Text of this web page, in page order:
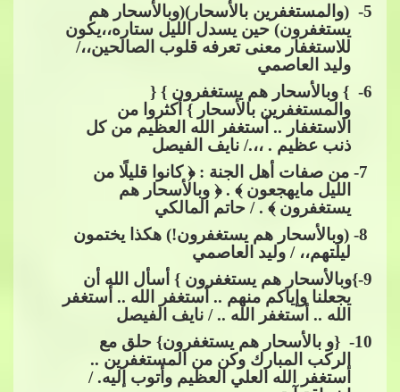
5- (والمستغفرين بالأسحار)(وبالأسحار هم
يستغفرون) حين يسدل الليل ستاره،،يكون
للاستغفار معنى تعرفه قلوب الصالحين،،/
وليد العاصمي
6- } وبالأسحار هم يستغفرون​​ } {
والمستغفرين بالأسحار } أكثروا من
الاستغفار .. أستغفر الله العظيم من كل
ذنب عظيم . ،،./ نايف الفيصل
​​ 7- من صفات أهل الجنة : ﴿ كانوا قليلًا من
الليل مايهجعون ﴾ . ﴿ وبالأسحار هم
يستغفرون ﴾ . / حاتم المالكي
​​ 8- (وبالأسحار هم يستغفرون!) هكذا يختمون
ليلتهم،، ​​ / وليد العاصمي
9-}وبالأسحار هم يستغفرون } أسأل الله أن
يجعلنا وإياكم منهم .. أستغفر الله .. أستغفر
الله .. أستغفر الله .. / نايف الفيصل
10- {و بالأسحار هم يستغفرون} حلق مع
الركب المبارك وكن من المستغفرين ..
أستغفر الله العلي العظيم وأتوب إليه. /